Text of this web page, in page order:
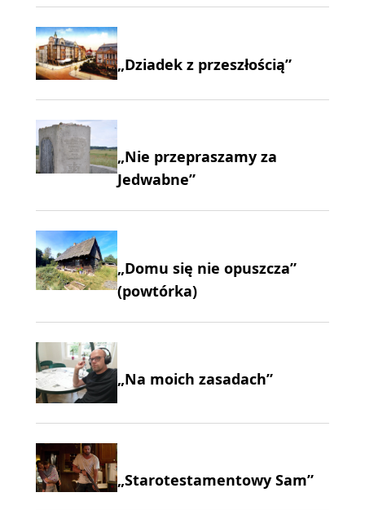
„Dziadek z przeszłością”
„Nie przepraszamy za
Jedwabne”
„Domu się nie opuszcza”
(powtórka)
„Na moich zasadach”
„Starotestamentowy Sam”